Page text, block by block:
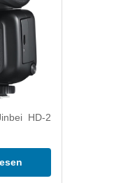
HD-2